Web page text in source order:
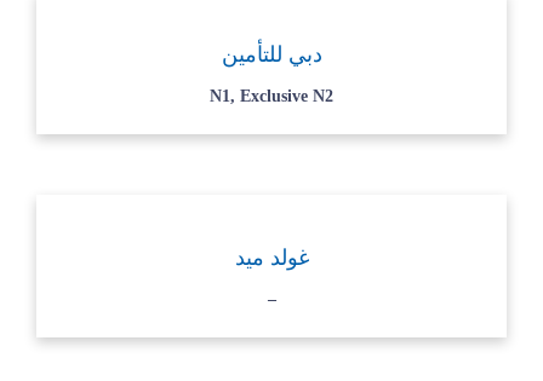
دبي للتأمين
N1, Exclusive N2
غولد ميد
–